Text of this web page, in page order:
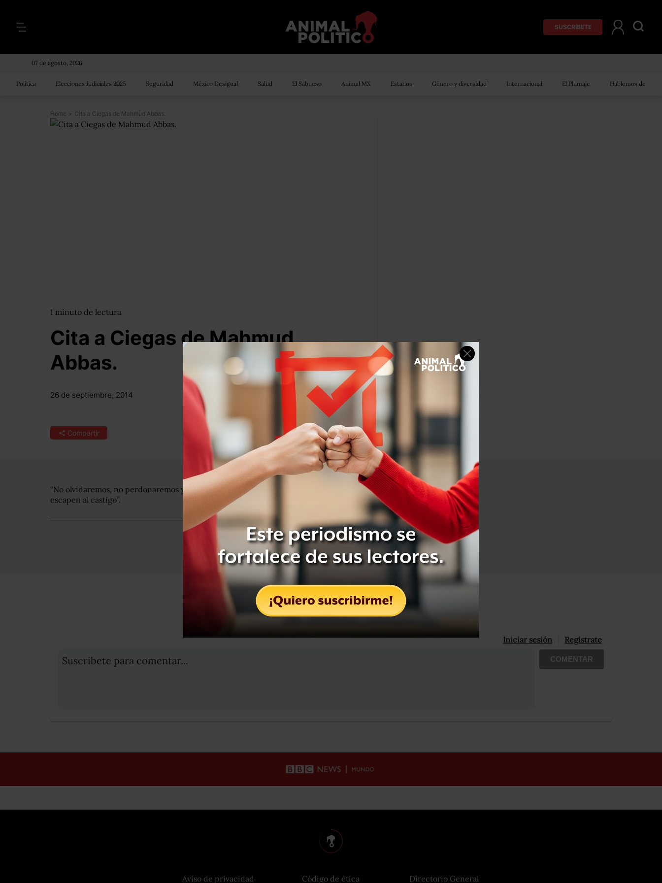
SUSCRÍBETE
07 de agosto, 2026
Política Elecciones Judiciales 2025 Seguridad México Desigual Salud El Sabueso Animal MX Estados Género y diversidad Internacional El Plumaje Hablemos de
Home > Cita a Ciegas de Mahmud Abbas.
1 minuto de lectura
Cita a Ciegas de Mahmud
Abbas.
26 de septiembre, 2014 Por:
Dulce Ramos
WikiRamos
Compartir Leer después
“No olvidaremos, no perdonaremos y no permitiremos que criminales de guerra
escapen al castigo”.
Compartir Leer después
OCULTAR COMENTARIOS
Iniciar sesión Registrate
Suscribete para comentar... COMENTAR
Aviso de privacidad Código de ética Directorio General